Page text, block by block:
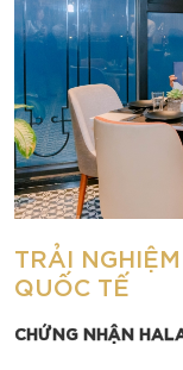
hành trình nâng
và chinh phục
cam kết luôn là nơi
TRẢI
QUỐC TẾ
CHỨNG NHẬN